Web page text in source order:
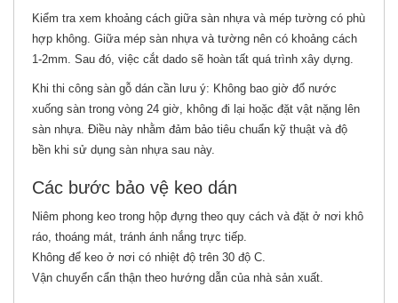
Kiểm tra xem khoảng cách giữa sàn nhựa và mép tường có phù
hợp không. Giữa mép sàn nhựa và tường nên có khoảng cách
1-2mm. Sau đó, việc cắt dado sẽ hoàn tất quá trình xây dựng.
Khi thi công sàn gỗ dán cần lưu ý: Không bao giờ đổ nước
xuống sàn trong vòng 24 giờ, không đi lại hoặc đặt vật nặng lên
sàn nhựa. Điều này nhằm đảm bảo tiêu chuẩn kỹ thuật và độ
bền khi sử dụng sàn nhựa sau này.
Các bước bảo vệ keo dán
Niêm phong keo trong hộp đựng theo quy cách và đặt ở nơi khô
ráo, thoáng mát, tránh ánh nắng trực tiếp.
Không để keo ở nơi có nhiệt độ trên 30 độ C.
Vận chuyển cẩn thận theo hướng dẫn của nhà sản xuất.